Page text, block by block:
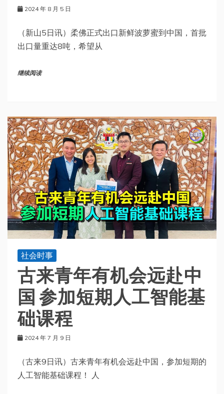
2024 年 8 月 5 日
（新山5日讯）柔佛正式出口新鲜波萝蜜到中国，首批
出口量重达8吨，希望从
继续阅读
社会时事
古来青年有机会远赴中
国 参加短期人工智能基
础课程
2024 年 7 月 9 日
（古来9日讯）古来青年有机会远赴中国，参加短期的
人工智能基础课程！ 人